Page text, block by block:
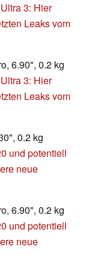
3: Hier
Leaks vom
6.90", 0.2 kg
3: Hier
Leaks vom
0.2 kg
und potentiell
neue
6.90", 0.2 kg
und potentiell
neue